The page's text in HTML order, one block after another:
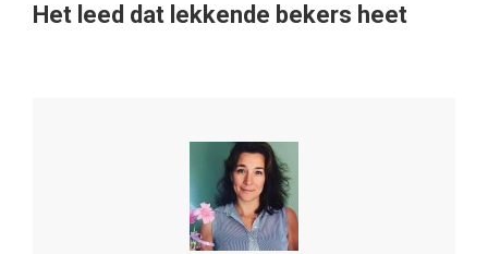
Het leed dat lekkende bekers heet